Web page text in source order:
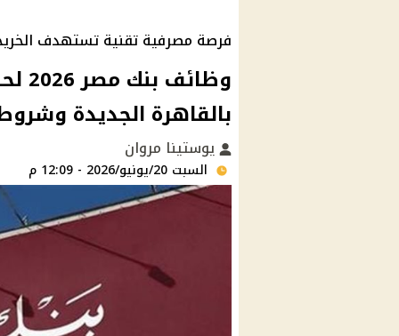
فرصة مصرفية تقنية تستهدف
بالقاهرة الجديدة
يوستينا مروان
السبت 20/يونيو/2026 - 12:09 م